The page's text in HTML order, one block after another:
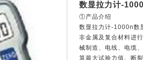
数显拉力计-
①产品介绍
数显拉力计-1000n数
非金属及复合材料进
械制造、电线、电缆
算最大试验力值、断